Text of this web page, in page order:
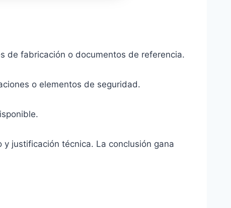
de fabricación o documentos de referencia.
o elementos de seguridad.
justificación técnica. La conclusión gana